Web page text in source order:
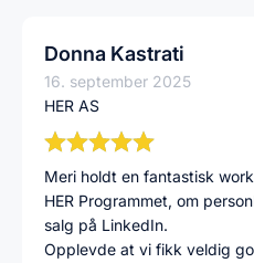
Donna Kastrati
16. september 2025
HER AS
Meri holdt en fantastisk
HER Programmet, om
salg på LinkedIn.
Opplevde at vi fikk veldig